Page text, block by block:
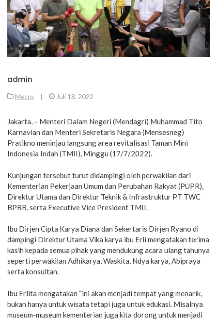
admin
Metro | Juli 18, 2022
Jakarta, – Menteri Dalam Negeri (Mendagri) Muhammad Tito
Karnavian dan Menteri Sekretaris Negara (Mensesneg)
Pratikno meninjau langsung area revitalisasi Taman Mini
Indonesia Indah (TMII), Minggu (17/7/2022).
Kunjungan tersebut turut didampingi oleh perwakilan dari
Kementerian Pekerjaan Umum dan Perubahan Rakyat (PUPR),
Direktur Utama dan Direktur Teknik & Infrastruktur PT TWC
BPRB, serta Executive Vice President TMII.
Ibu Dirjen Cipta Karya Diana dan Sekertaris Dirjen Ryano di
dampingi Direktur Utama Vika karya ibu Erli mengatakan terima
kasih kepada semua pihak yang mendukung acara ulang tahunya
seperti perwakilan Adhikarya, Waskita, Ndya karya, Abipraya
serta konsultan.
Ibu Erlita mengatakan “ini akan menjadi tempat yang menarik,
bukan hanya untuk wisata tetapi juga untuk edukasi. Misalnya
museum-museum kementerian juga kita dorong untuk menjadi